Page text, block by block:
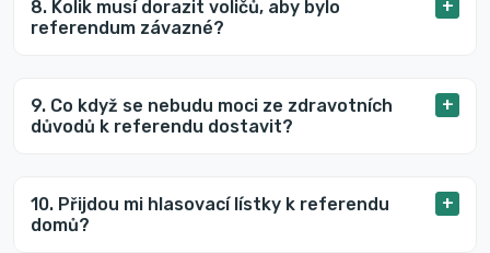
8. Kolik musí dorazit voličů, aby bylo
referendum závazné?
9. Co když se nebudu moci ze zdravotních
důvodů k referendu dostavit?
10. Přijdou mi hlasovací lístky k referendu
domů?